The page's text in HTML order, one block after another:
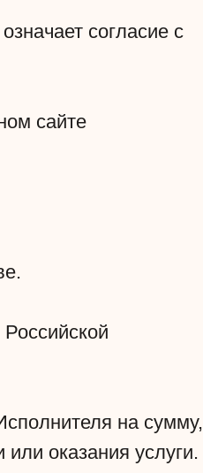
согласие с
сайте
на сумму,
оказания услуги.